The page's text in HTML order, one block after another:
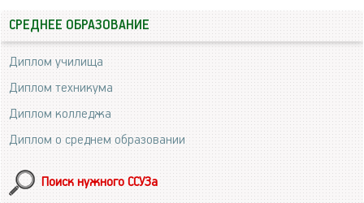
СРЕДНЕЕ ОБРАЗОВАНИЕ
Диплом училища
Диплом техникума
Диплом колледжа
Диплом о среднем образовании
Поиск нужного ССУЗа